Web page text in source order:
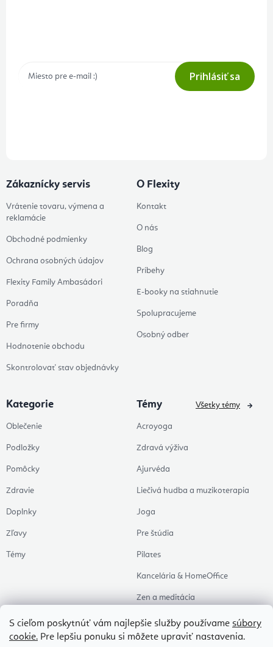
S cieľom poskytnúť vám najlepšie služby používame súbory
cookie. Pre lepšiu ponuku si môžete upraviť nastavenia.
Prihlásiť sa
Zákaznícky servis
Vrátenie tovaru, výmena a
reklamácie
Obchodné podmienky
Ochrana osobných údajov
Flexity Family Ambasádori
Poradňa
Pre firmy
Hodnotenie obchodu
Skontrolovať stav objednávky
O Flexity
Kontakt
O nás
Blog
Príbehy
E-booky na stiahnutie
Spolupracujeme
Osobný odber
Kategorie
Oblečenie
Podložky
Pomôcky
Zdravie
Doplnky
Zľavy
Témy
Témy
Acroyoga
Zdravá výživa
Ajurvéda
Liečivá hudba a muzikoterapia
Joga
Pre štúdia
Pilates
Kancelária & HomeOffice
Zen a meditácia
Aromaterapia
Zdravý spánok
Všetky témy